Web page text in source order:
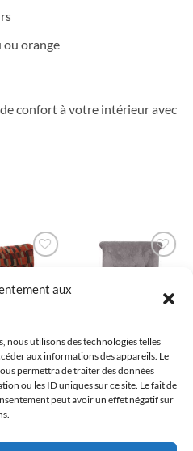
aux
nous utilisons des technologies telles
aux informations des appareils. Le
permettra de traiter des données
ou les ID uniques sur ce site. Le fait de
peut avoir un effet négatif sur
ou orange
confort à votre intérieur avec
Ajouter
de
crapaud
motifs
Ajouter
souhaits
FAUTEUIL CRAPAUD
Fauteuil crapaud en
tissu chic
79,99€
Ajouter à la